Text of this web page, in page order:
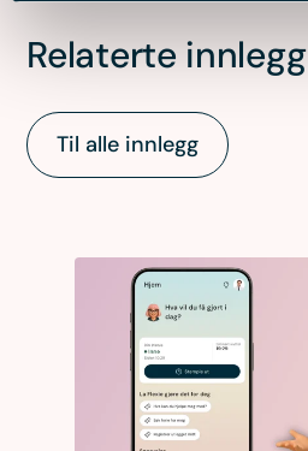
Relaterte innlegg
Til alle innlegg